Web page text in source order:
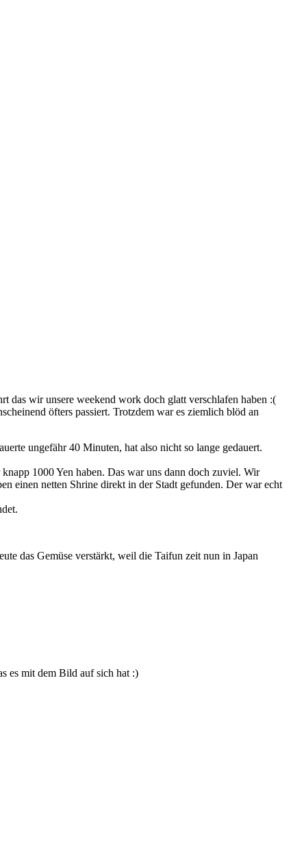
das wir unsere weekend work doch glatt verschlafen haben :(
öfters passiert. Trotzdem war es ziemlich blöd an
ungefähr 40 Minuten, hat also nicht so lange gedauert.
1000 Yen haben. Das war uns dann doch zuviel. Wir
einen netten Shrine direkt in der Stadt gefunden. Der war echt
das Gemüse verstärkt, weil die Taifun zeit nun in Japan
es mit dem Bild auf sich hat :)